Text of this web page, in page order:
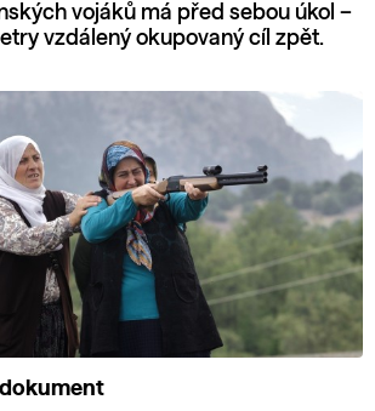
vojáků má před sebou úkol –
vzdálený okupovaný cíl zpět.